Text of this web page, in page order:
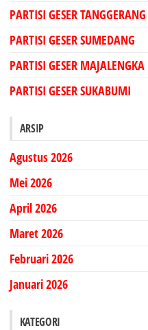
PARTISI GESER TANGGERANG
PARTISI GESER SUMEDANG
PARTISI GESER MAJALENGKA
PARTISI GESER SUKABUMI
ARSIP
Agustus 2026
Mei 2026
April 2026
Maret 2026
Februari 2026
Januari 2026
KATEGORI